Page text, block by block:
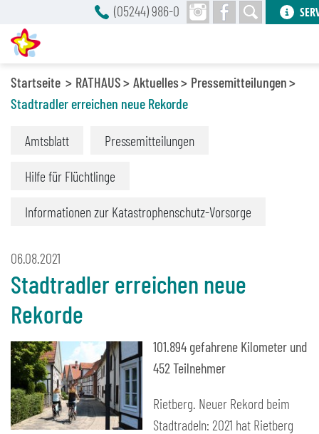
Startseite RATHAUS Aktuelles
Pressemitteilungen
Stadtradler erreichen neue Rekorde
Amtsblatt Pressemitteilungen
Hilfe für Flüchtlinge
Informationen zur Katastrophenschutz-Vorsorge
06.08.2021
Stadtradler erreichen neue
Rekorde
101.894 gefahrene Kilometer und
452 Teilnehmer
Rietberg. Neuer Rekord beim
Stadtradeln: 2021 hat Rietberg
(05244) 986-0